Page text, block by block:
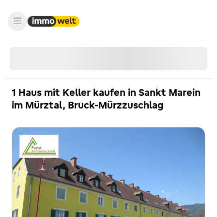
1 Haus mit Keller kaufen in Sankt Marein
im Mürztal, Bruck-Mürzzuschlag